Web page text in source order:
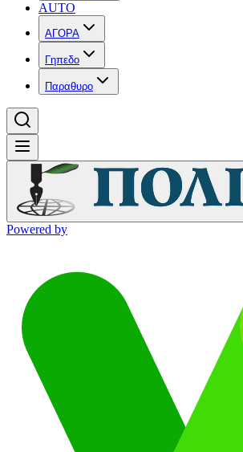
AUTO
ΑΓΟΡΑ
Γηπεδο
Παραθυρο
Powered by